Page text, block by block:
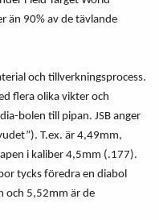
än 90% av de tävlande
och tillverkningsprocess.
flera olika vikter och
bolen till pipan. JSB anger
T.ex. är 4,49mm,
i kaliber 4,5mm (.177).
tycks föredra en diabol
och 5,52mm är de